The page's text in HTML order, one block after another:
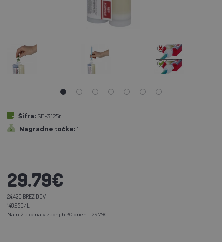
Šifra: SE-3125r
Nagradne točke: 1
29.79€
24.42€ BREZ DDV
148.95€/L
Najnižja cena v zadnjih 30 dneh - 29.79€